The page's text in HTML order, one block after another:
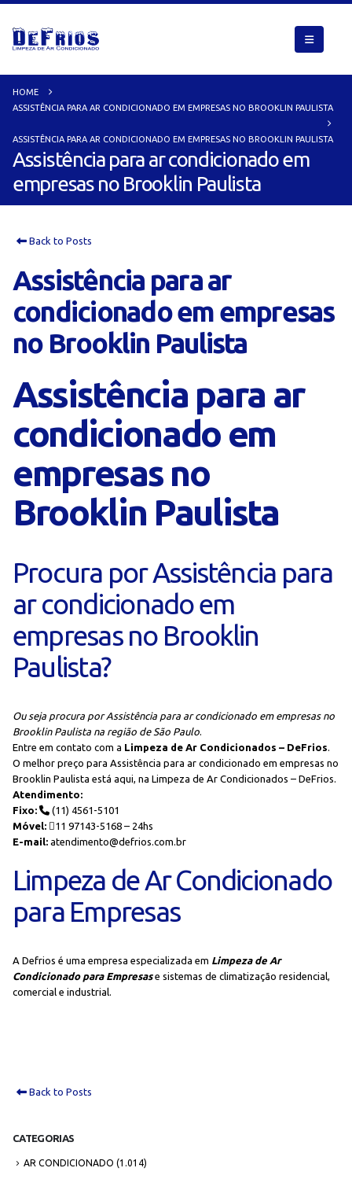
HOME
ASSISTÊNCIA PARA AR CONDICIONADO EM EMPRESAS NO BROOKLIN PAULISTA
ASSISTÊNCIA PARA AR CONDICIONADO EM EMPRESAS NO BROOKLIN PAULISTA
Assistência para ar condicionado em
empresas no Brooklin Paulista
Back to Posts
Assistência para ar
condicionado em empresas
no Brooklin Paulista
Assistência para ar
condicionado em
empresas no
Brooklin Paulista
Procura por Assistência para
ar condicionado em
empresas no Brooklin
Paulista?
Ou seja procura por Assistência para ar condicionado em empresas no
Brooklin Paulista na região de São Paulo.
Entre em contato com a Limpeza de Ar Condicionados – DeFrios.
O melhor preço para Assistência para ar condicionado em empresas no
Brooklin Paulista está aqui, na Limpeza de Ar Condicionados – DeFrios.
Atendimento:
Fixo:
(11) 4561-5101
Móvel:
11 97143-5168 – 24hs
E-mail: atendimento@defrios.com.br
Limpeza de Ar Condicionado
para Empresas
A Defrios é uma empresa especializada em Limpeza de Ar
Condicionado para Empresase sistemas de climatização residencial,
comercial e industrial.
Back to Posts
CATEGORIAS
AR CONDICIONADO (1.014)